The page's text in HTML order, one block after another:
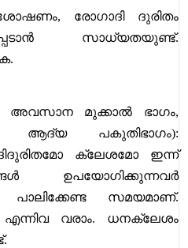
രോഗാദി ദുരിതം
സാധ്യതയുണ്ട്.
അവസാന മുക്കാൽ ഭാഗം,
ആദ്യ പകുതിഭാഗം):
ക്ലേശമോ ഇന്ന്
ഉപയോഗിക്കുന്നവർ
പാലിക്കേണ്ട സമയമാണ്.
വരാം. ധനക്ലേശം